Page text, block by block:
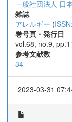
一般社団法人 日
雑誌
アレルギー (
巻号頁・発行日
vol.68, no.9,
参考文献数
34
2023-03-31